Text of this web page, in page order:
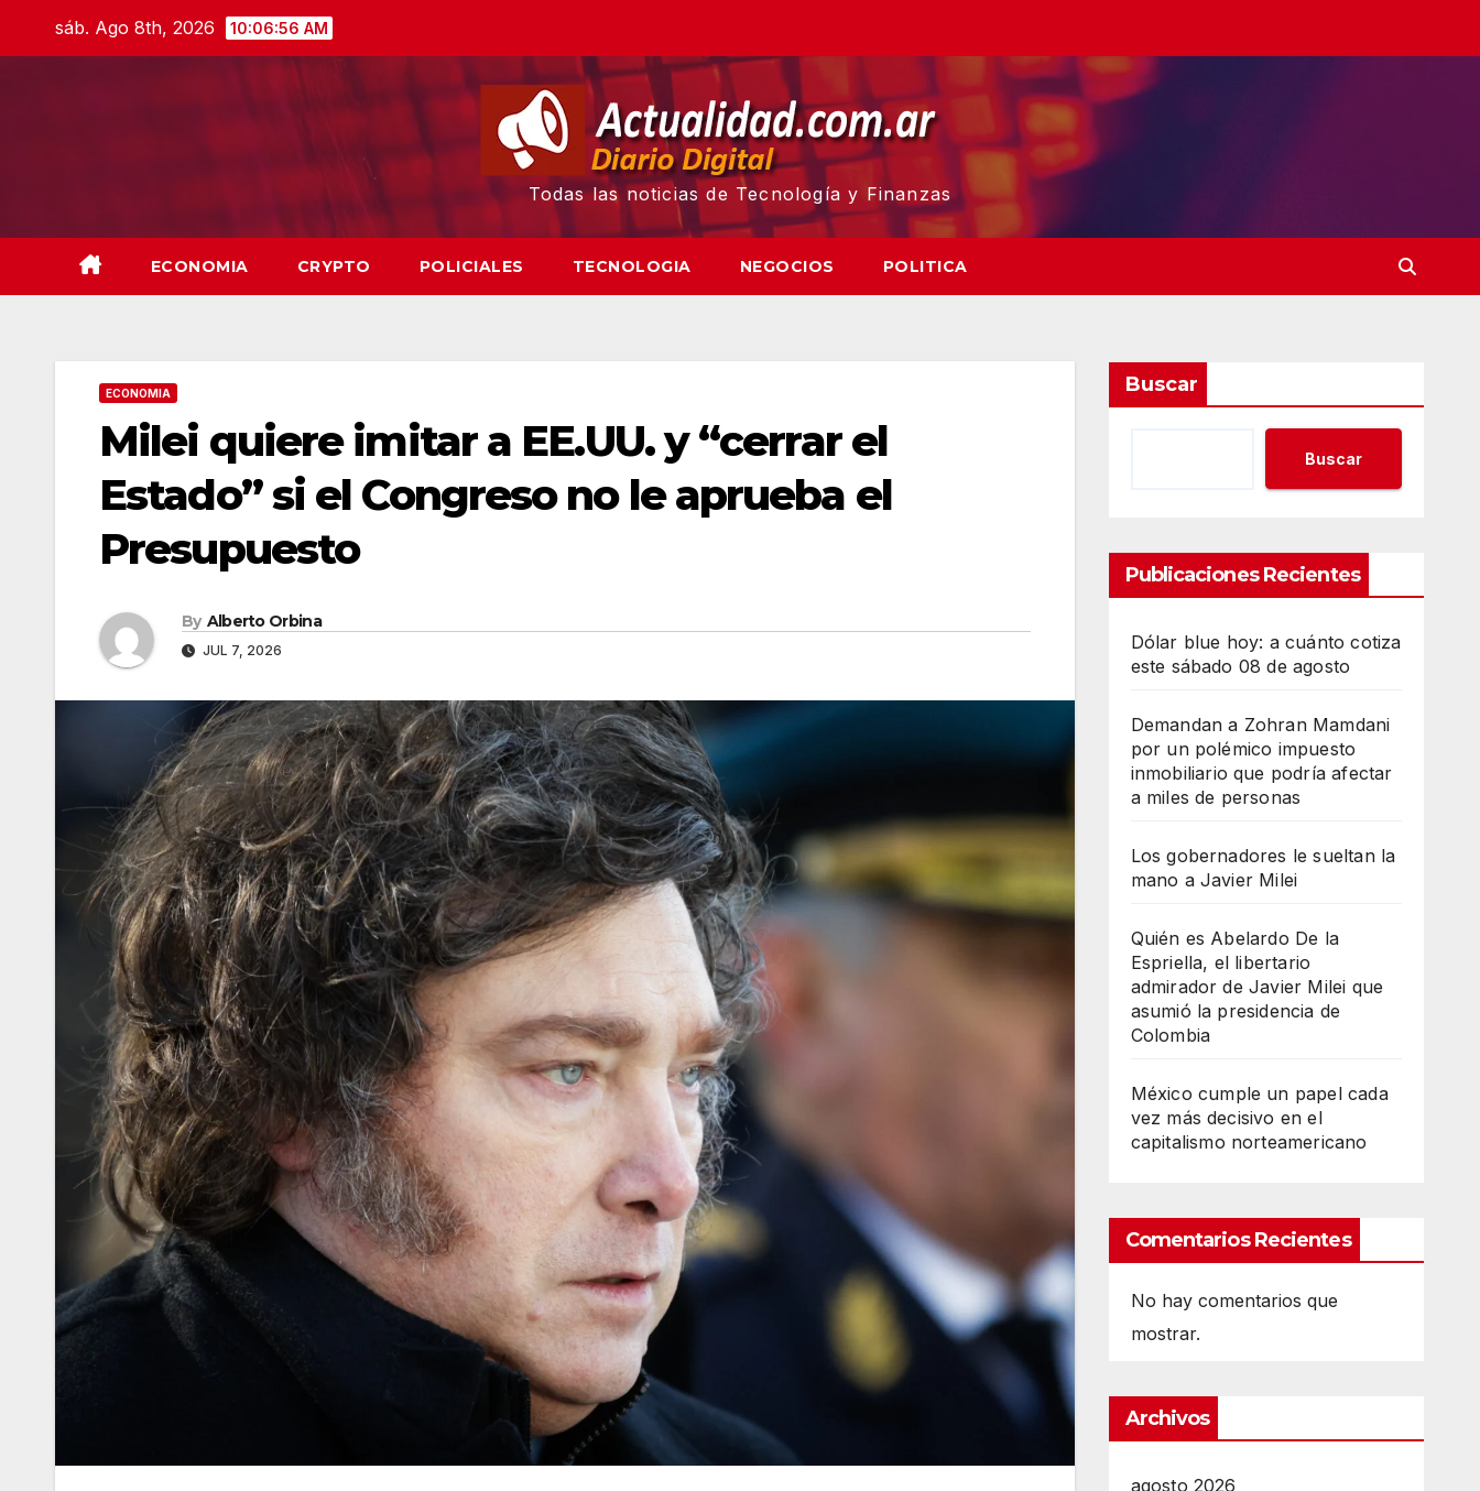
sáb. Ago 8th, 2026 10:06:57 AM
Todas las noticias de Tecnología y Finanzas
ECONOMIA CRYPTO POLICIALES TECNOLOGIA NEGOCIOS POLITICA
ECONOMIA
Milei quiere imitar a EE.UU. y “cerrar el
Estado” si el Congreso no le aprueba el
Presupuesto
By Alberto Orbina
JUL 7, 2026
Buscar
Buscar
Publicaciones Recientes
Dólar blue hoy: a cuánto cotiza
este sábado 08 de agosto
Demandan a Zohran Mamdani
por un polémico impuesto
inmobiliario que podría afectar
a miles de personas
Los gobernadores le sueltan la
mano a Javier Milei
Quién es Abelardo De la
Espriella, el libertario
admirador de Javier Milei que
asumió la presidencia de
Colombia
México cumple un papel cada
vez más decisivo en el
capitalismo norteamericano
Comentarios Recientes
No hay comentarios que
mostrar.
Archivos
agosto 2026